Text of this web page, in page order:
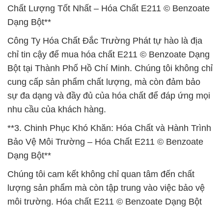
Chất Lượng Tốt Nhất – Hóa Chất E211 © Benzoate
Dạng Bột**
Công Ty Hóa Chất Đắc Trường Phát tự hào là địa
chỉ tin cậy để mua hóa chất E211 © Benzoate Dạng
Bột tại Thành Phố Hồ Chí Minh. Chúng tôi không chỉ
cung cấp sản phẩm chất lượng, mà còn đảm bảo
sự đa dạng và đầy đủ của hóa chất để đáp ứng mọi
nhu cầu của khách hàng.
**3. Chinh Phục Khó Khăn: Hóa Chất và Hành Trình
Bảo Vệ Môi Trường – Hóa Chất E211 © Benzoate
Dạng Bột**
Chúng tôi cam kết không chỉ quan tâm đến chất
lượng sản phẩm mà còn tập trung vào việc bảo vệ
môi trường. Hóa chất E211 © Benzoate Dạng Bột